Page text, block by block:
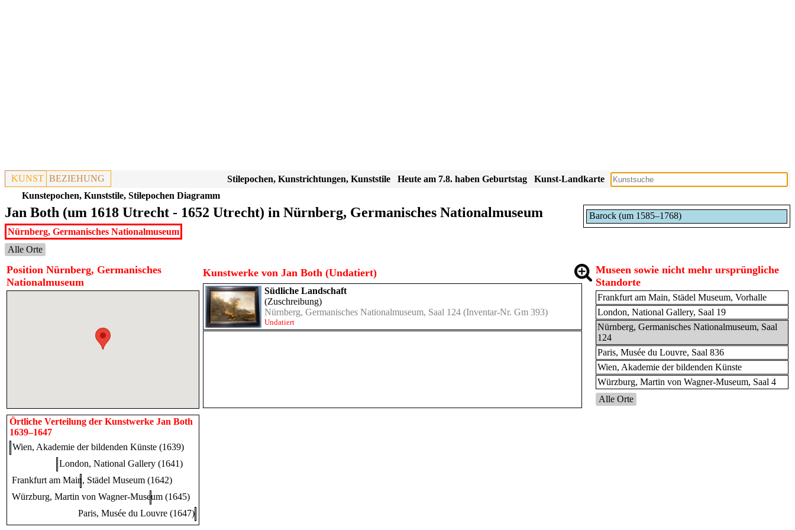
KUNST BEZIEHUNG Kunst-Landkarte
Heute am 7.8. haben Geburtstag
Stilepochen, Kunstrichtungen, Kunststile
Kunstepochen, Kunststile, Stilepochen Diagramm
Barock (um 1585–1768)
Jan Both (um 1618 Utrecht - 1652 Utrecht) in Nürnberg, Germanisches Nationalmuseum
Nürnberg, Germanisches Nationalmuseum
Alle Orte
Position Nürnberg, Germanisches
Nationalmuseum
Örtliche Verteilung der Kunstwerke Jan Both
1639–1647
Wien, Akademie der bildenden Künste (1639)
London, National Gallery (1641)
Frankfurt am Main, Städel Museum (1642)
Würzburg, Martin von Wagner-Museum (1645)
Paris, Musée du Louvre (1647)
Kunstwerke von Jan Both (Undatiert)
Südliche Landschaft
(Zuschreibung)
Nürnberg, Germanisches Nationalmuseum, Saal 124 (Inventar-Nr. Gm 393)
Undatiert
Museen sowie nicht mehr ursprüngliche
Standorte
Frankfurt am Main, Städel Museum, Vorhalle
London, National Gallery, Saal 19
Nürnberg, Germanisches Nationalmuseum, Saal
124
Paris, Musée du Louvre, Saal 836
Wien, Akademie der bildenden Künste
Würzburg, Martin von Wagner-Museum, Saal 4
Alle Orte